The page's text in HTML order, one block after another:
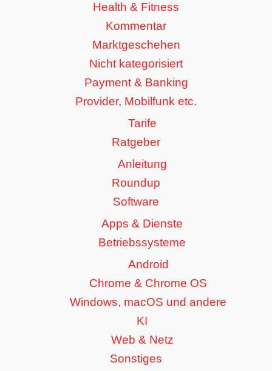
Health & Fitness
Kommentar
Marktgeschehen
Nicht kategorisiert
Payment & Banking
Provider, Mobilfunk etc.
Tarife
Ratgeber
Anleitung
Roundup
Software
Apps & Dienste
Betriebssysteme
Android
Chrome & Chrome OS
Windows, macOS und andere
KI
Web & Netz
Sonstiges